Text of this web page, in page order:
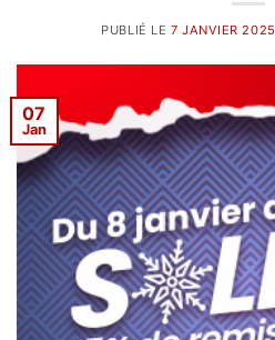
PUBLIÉ LE 7 JANVIER 2025
07
Jan